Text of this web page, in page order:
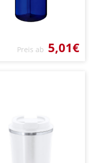
Preis ab 5,01€